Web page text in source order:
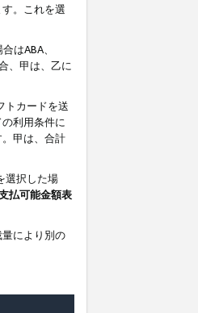
。これを選
はABA、
、甲は、乙に
トカードを送
利用条件に
甲は、合計
選択した場
払可能金額表
により別の